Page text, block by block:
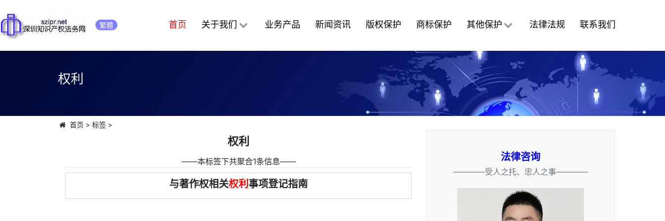
繁體 首页 关于我们 业务产品 新闻资讯 版权保护 商标保护 其他保护 法律法规 联系我们
权利
首页 > 标签>
权利
――本标签下共聚合1条信息――
与著作权相关权利事项登记指南
法律咨询
————受人之托、忠人之事————